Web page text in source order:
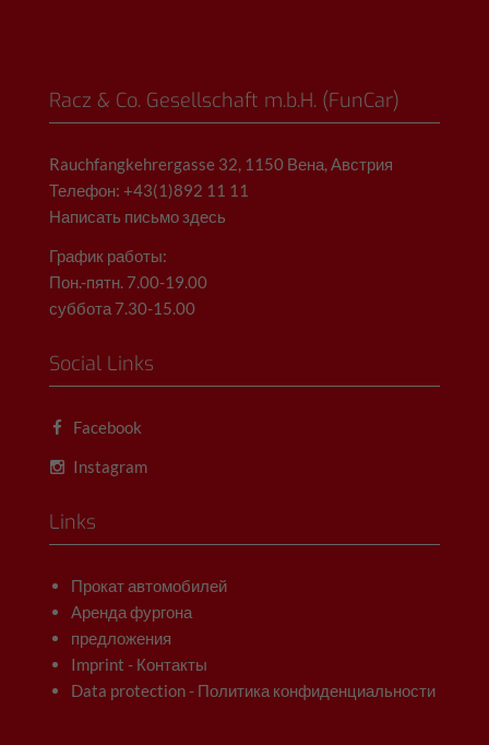
Racz & Co. Gesellschaft m.b.H. (FunCar)
Rauchfangkehrergasse 32, 1150 Вена, Австрия
Телефон: +43(1)892 11 11
Написать письмо здесь
График работы:
Пон.-пятн. 7.00-19.00
суббота 7.30-15.00
Social Links
Facebook
Instagram
Links
Прокат автомобилей
Аренда фургона
предложения
Imprint - Контакты
Data protection - Политика конфиденциальности